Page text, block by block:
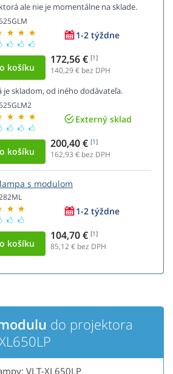
ale nie je momentálne na sklade.
1-2 týždne
172,56 € [1]
140,29€ bez DPH
je skladom, od iného dodávateľa.
Externý sklad
200,40 € [1]
162,93 € bez DPH
lampa s modulom
1-2 týždne
104,70 € [1]
85,12€ bez DPH
do projektora
VLT-XL650LP